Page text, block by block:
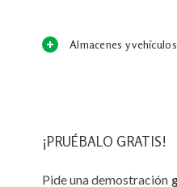
Almacenes y vehículos
¡PRUÉBALO GRATIS!
Pide una demostración